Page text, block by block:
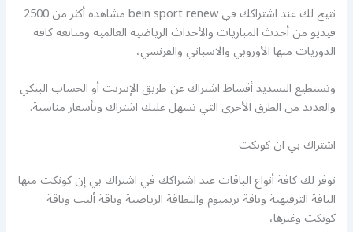
نتيح لك عند اشتراكك في bein sport renew مشاهده أكثر من 2500
فيديو من أحدث المباريات والأحداث الرياضية العالمية ومتابعة كافة
الدوريات منها الأوروبي والاسباني والفرنسي،
وتستطيع التسديد أقساط اشتراك عن طريق الإنترنت أو الحساب البنكي
والعديد من الطرق الأخرى التي تسهل عليك اشتراك وبأسعار مناسبة.
اشتراك بي ان كونكت
نوفر لك كافة أنواع الباقات عند اشتراكك في اشتراك بي إن كونكت منها
الباقة الترفيهية وباقة بريميوم والبطاقة الرياضية وباقة أليت وباقة
كونكت وغيرها،